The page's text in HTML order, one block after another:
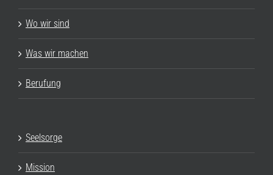
Wo wir sind
Was wir machen
Berufung
Seelsorge
Mission